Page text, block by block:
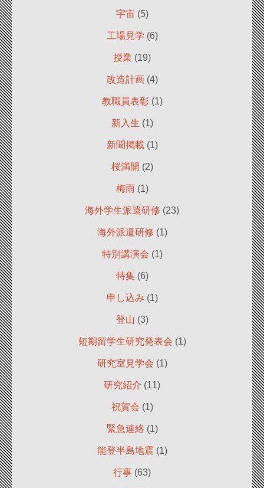
宇宙 (5)
工場見学 (6)
授業 (19)
改造計画(4)
教職員表彰(1)
新入生 (1)
新聞掲載 (1)
桜満開 (2)
梅雨(1)
海外学生派遣研修 (23)
海外派遣研修 (1)
特別講演会 (1)
特集(6)
申し込み (1)
登山 (3)
短期留学生研究発表会 (1)
研究室見学会 (1)
研究紹介 (11)
祝賀会 (1)
緊急連絡 (1)
能登半島地震 (1)
行事 (63)